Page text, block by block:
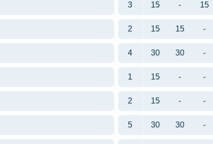
3 15 - 15
2 15 15 -
4 30 30 -
1 15 - -
2 15 - -
5 30 30 -